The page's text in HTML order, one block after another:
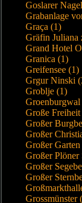
Goslarer
Grabanlage
Graça (1)
Gräfin Juliana
Grand Hotel
Granica (1)
Greifensee (1)
Grgur Ninski
Groblje (1)
Groenburgwal
Große
Großer
Großer
Großer
Großer Plöner
Großer
Großer
Grossmünster